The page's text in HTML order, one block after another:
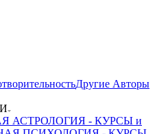
Другие Aвторы
АСТРОЛОГИЯ - КУРСЫ и